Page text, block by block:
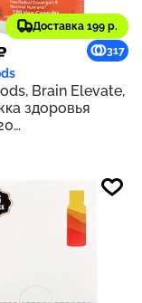
Доставка 199 р.
317
Brain Elevate,
здоровья